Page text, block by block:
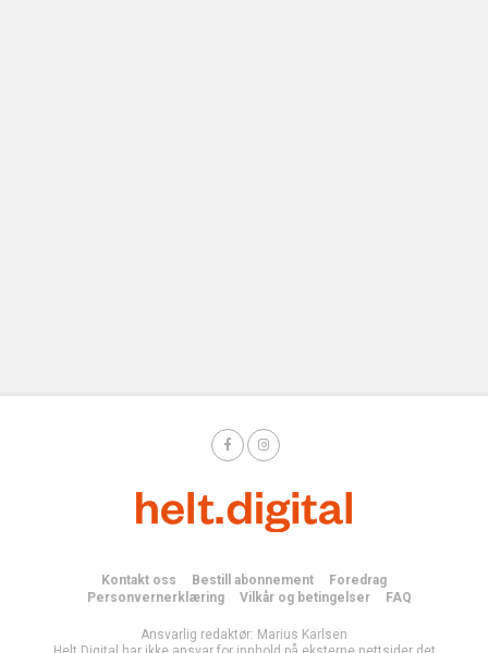
Kontakt oss Bestill abonnement
Foredrag
Personvernerklæring
Vilkår og betingelser FAQ
Ansvarlig redaktør: Marius Karlsen